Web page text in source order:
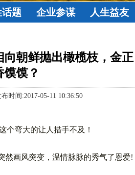
题 企业参谋 人生益友
朝鲜抛出橄榄枝，金正
馍？
间:2017-05-11 10:36:50
个弯大的让人措手不及！
然画风突变，温情脉脉的秀气了恩爱!